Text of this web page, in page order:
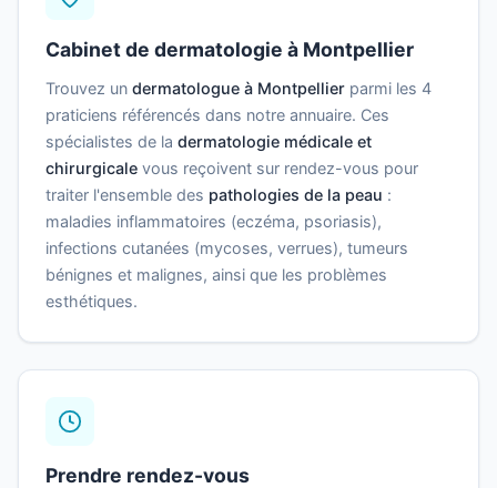
Cabinet de dermatologie à Montpellier
Trouvez un dermatologue à Montpellier parmi les 4
praticiens référencés dans notre annuaire. Ces
spécialistes de la dermatologie médicale et
chirurgicale vous reçoivent sur rendez-vous pour
traiter l'ensemble des pathologies de la peau :
maladies inflammatoires (eczéma, psoriasis),
infections cutanées (mycoses, verrues), tumeurs
bénignes et malignes, ainsi que les problèmes
esthétiques.
Prendre rendez-vous